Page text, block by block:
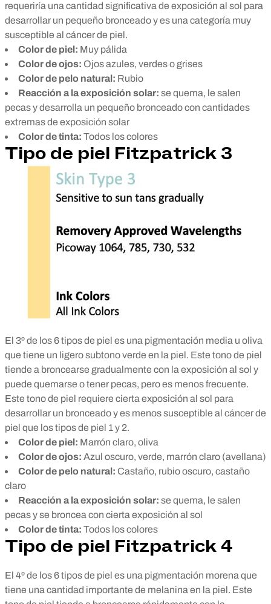
requeriría una cantidad significativa de exposición al sol para
desarrollar un pequeño bronceado y es una categoría muy
susceptible al cáncer de piel.
Color de piel: Muy pálida
Color de ojos: Ojos azules, verdes o grises
Color de pelo natural: Rubio
Reacción a la exposición solar: se quema, le salen
pecas y desarrolla un pequeño bronceado con cantidades
extremas de exposición solar
Color de tinta: Todos los colores
Tipo de piel Fitzpatrick 3
El 3º de los 6 tipos de piel es una pigmentación media u oliva
que tiene un ligero subtono verde en la piel. Este tono de piel
tiende a broncearse gradualmente con la exposición al sol y
puede quemarse o tener pecas, pero es menos frecuente.
Este tono de piel requiere cierta exposición al sol para
desarrollar un bronceado y es menos susceptible al cáncer de
piel que los tipos de piel 1 y 2.
Color de piel: Marrón claro, oliva
Color de ojos: Azul oscuro, verde, marrón claro (avellana)
Color de pelo natural: Castaño, rubio oscuro, castaño
claro
Reacción a la exposición solar: se quema, le salen
pecas y se broncea con cierta exposición al sol
Color de tinta: Todos los colores
Tipo de piel Fitzpatrick 4
El 4º de los 6 tipos de piel es una pigmentación morena que
tiene una cantidad importante de melanina en la piel. Este